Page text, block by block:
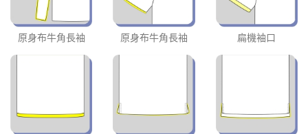
原身布牛角長袖 原身布牛角長袖 扁機袖口